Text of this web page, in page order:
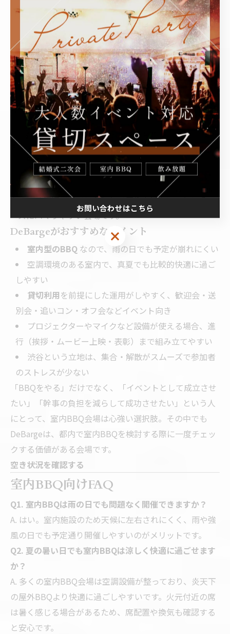
どこまで会場側が対応してくれるかで、幹事の負担が変
わります。
「ゴミは持ち帰りか」「分別は必要か」を確認しておく
と安心です。
【BBQ 食材 ランキング】もう迷わない！定番から変わ
り種食材までバーベキュー料理をご紹介！
都内で人気の室内BBQ会場：渋谷
DeBarge（デバージ）を紹介
都内で室内BBQ会場を探している方に、候補としてチェ
ックしてほしいのが
渋谷DeBarge（デバージ）
渋谷エリアで「雨でも暑い日でも安心してBBQを楽しみ
たい」「貸切でイベントとして盛り上げたい」というニ
ーズにハマりやすい会場です。
DeBargeがおすすめなポイント
室内型のBBQ なので、雨の日でも予定が崩れにくい
空調環境のある室内で、真夏でも比較的快適に過ご
しやすい
貸切利用を前提にした運用がしやすく、歓迎会・送
別会・追いコン・オフ会などイベント向き
プロジェクターやマイクなど設備が使える場合、進
行（挨拶・ムービー上映・表彰）まで組み立てやすい
渋谷という立地は、集合・解散がスムーズで参加者
のストレスが少ない
「BBQをやる」だけでなく、「イベントとして成立させ
たい」「幹事の負担を減らして成功させたい」という人
にとって、室内BBQ会場は心強い選択肢。その中でも
DeBargeは、都内で室内BBQを検討する際に一度チェッ
クする価値がある会場です。
空き状況を確認する
室内BBQ向けFAQ
Q1. 室内BBQは雨の日でも問題なく開催できますか？
A. はい。室内施設のため天候に左右されにくく、雨や強
風の日でも予定通り開催しやすいのがメリットです。
Q2. 夏の暑い日でも室内BBQは涼しく快適に過ごせます
か？
A. 多くの室内BBQ会場は空調設備が整っており、炎天下
の屋外BBQより快適に過ごしやすいです。火元付近の席
は暑く感じる場合があるため、席配置や換気も確認する
と安心です。
お問い合わせはこちら